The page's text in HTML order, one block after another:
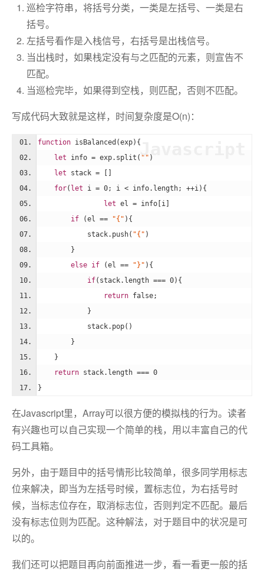
巡检字符串，将括号分类，一类是左括号、一类是右
括号。
左括号看作是入栈信号，右括号是出栈信号。
当出栈时，如果栈定没有与之匹配的元素，则宣告不
匹配。
当巡检完毕，如果得到空栈，则匹配，否则不匹配。
写成代码大致就是这样，时间复杂度是O(n)：
function isBalanced (exp) {
let info = exp.split( "" )
let stack = []
for( let i = 0; i < info.length; ++i){
let el = info[i]
if (el == "{" ){
            stack.push(
"{" )
        }
else if (el == "}" ){
if(stack.length === 0){
return false;
            }
            stack.pop()
        }
    }
return stack.length === 0
}
Javascript
在Javascript里，Array可以很方便的模拟栈的行为。读者
有兴趣也可以自己实现一个简单的栈，用以丰富自己的代
码工具箱。
另外，由于题目中的括号情形比较简单，很多同学用标志
位来解决，即当为左括号时候，置标志位，为右括号时
候，当标志位存在，取消标志位，否则判定不匹配。最后
没有标志位则为匹配。这种解法，对于题目中的状况是可
以的。
我们还可以把题目再向前面推进一步，看一看更一般的括